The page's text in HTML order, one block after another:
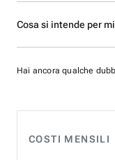
COSTI MENSILI
Cosa si intende per
Hai ancora qualche